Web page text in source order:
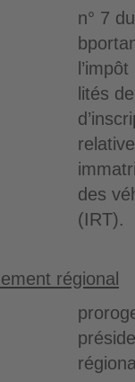
n° 7
lités
des
(IRT).
régional